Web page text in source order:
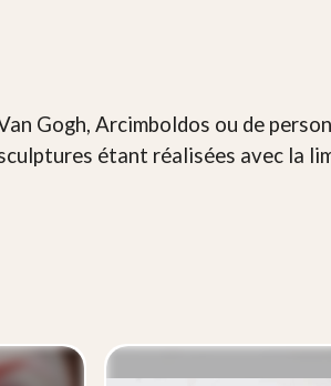
Gogh, Arcimboldos ou de
étant réalisées avec la